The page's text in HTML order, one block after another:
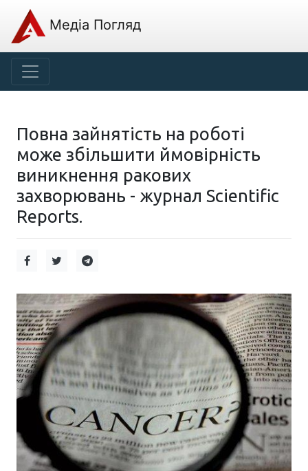
Медіа Погляд
Повна зайнятість на роботі
може збільшити ймовірність
виникнення ракових
захворювань - журнал Scientific
Reports.